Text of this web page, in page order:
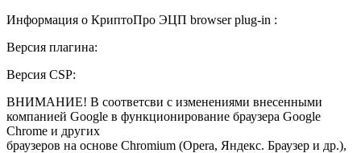
Информация о КриптоПро ЭЦП browser plug-in :
Версия плагина:
Версия CSP:
ВНИМАНИЕ! В соответсви с изменениями внесенными
компанией Google в функционирование браузера Google
Chrome и других
браузеров на основе Chromium (Opera, Яндекс. Браузер и др.),